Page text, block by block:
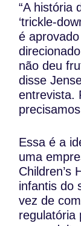
“A história
‘trickle-
é
não deu
disse
entrevista.
Essa é a
uma
Children’s
infantis do
vez de
regulatória